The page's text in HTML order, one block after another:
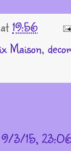
at 19:56
Maison,
9/3/15,